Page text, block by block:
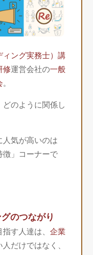
ィング実務士）講
修運営会社の一般
。
どのように関係し
気が高いのは
徴」コーナーで
のつながり
指す人達は、企業
だけではなく、